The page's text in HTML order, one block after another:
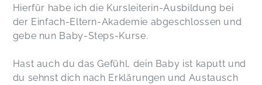
Hierfür habe ich die Kursleiterin-Ausbildung bei
der Einfach-Eltern-Akademie abgeschlossen und
gebe nun Baby-Steps-Kurse.
Hast auch du das Gefühl, dein Baby ist kaputt und
du sehnst dich nach Erklärungen und Austausch